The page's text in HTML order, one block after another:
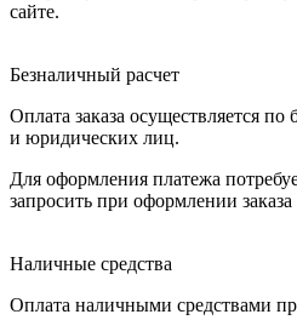
сайте.
Безналичный расчет
Оплата заказа осуществляется
и юридических лиц.
Для оформления платежа
запросить при оформлении заказа
Наличные средства
Оплата наличными средствами